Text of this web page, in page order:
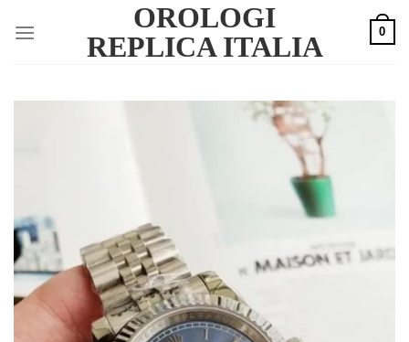
OROLOGI
REPLICA ITALIA
0